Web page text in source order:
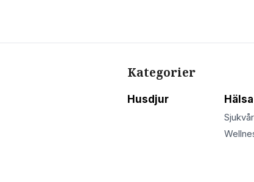
Kategorier
Husdjur Hälsa